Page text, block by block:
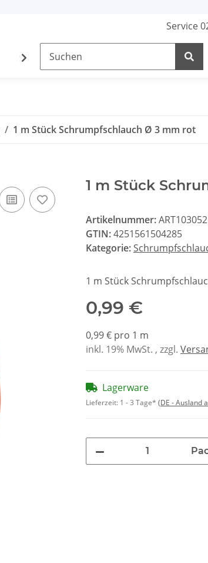
Service
Stecker / Buchsen Lade- /
1 m Stück Schrumpfschlauch Ø 3 mm rot
1 m Stück
Artikelnummer:ART103052
GTIN:4251561504285
Kategorie:
1 m Stück
0,99 €
0,99 € pro 1 m
inkl. 19% MwSt. , zzgl.
Lagerware
Lieferzeit: 1 - 3 Tage* (DE - Ausland